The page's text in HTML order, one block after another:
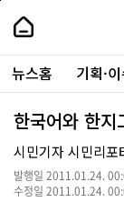
본
로
가
내
손
안
에
서
울
-
서
울
시
대
표
주
요
서
뉴스홈 기획·
한국어와 한지
시민기자 시민리포
발행일 2011.01.24.
수정일 2011.01.24.
페
상
단
로